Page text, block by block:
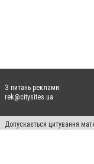
З питань реклами:
rek@citysites.ua
Допускається цитування
пошукових систем